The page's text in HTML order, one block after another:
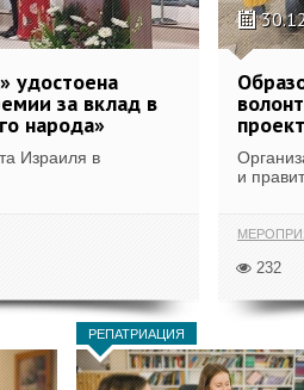
удостоена
за вклад в
народа»
Израиля в
и
232
РЕПАТРИАЦИЯ